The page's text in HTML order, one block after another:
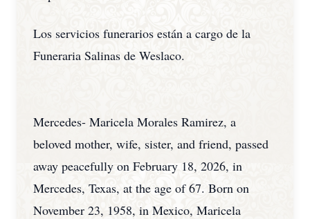
Los servicios funerarios están a cargo de la
Funeraria Salinas de Weslaco.
Mercedes- Maricela Morales Ramirez, a
beloved mother, wife, sister, and friend, passed
away peacefully on February 18, 2026, in
Mercedes, Texas, at the age of 67. Born on
November 23, 1958, in Mexico, Maricela